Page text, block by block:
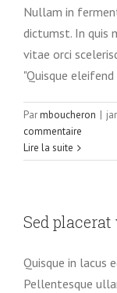
Nullam in
dictumst. In quis
vitae orci
"Quisque eleifend
Parmboucheron |
commentaire
Lire la suite
Sed
Quisque in lacus
Pellentesque